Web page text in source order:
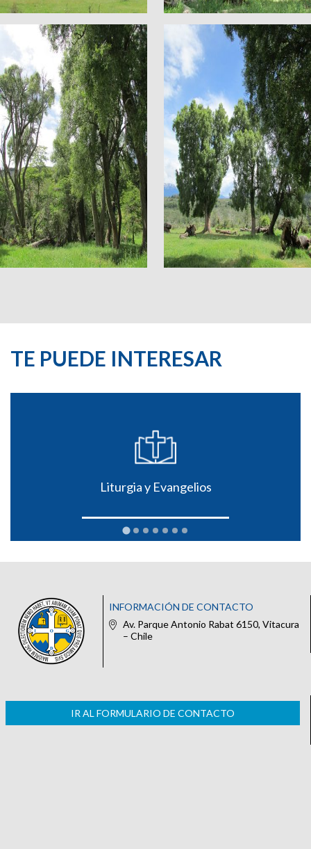
TE PUEDE INTERESAR
Liturgia y Evangelios
INFORMACIÓN DE CONTACTO
Av. Parque Antonio Rabat 6150, Vitacura
– Chile
IR AL FORMULARIO DE CONTACTO